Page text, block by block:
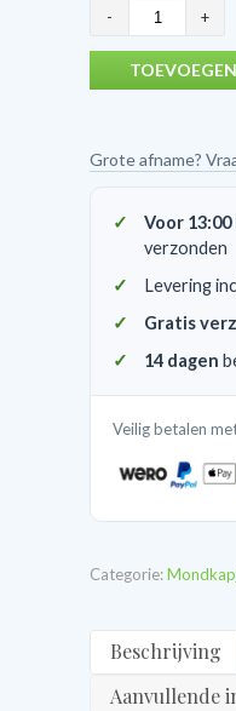
Rosimask
masker
verpakt
10
Grote afname?
Voor
verzonden
Levering
Gratis
14 dagen
Veilig betalen
Categorie:
Beschrijving
Aanvullende